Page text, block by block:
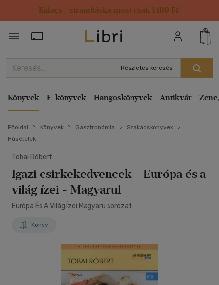
Kulacs / strandtáska most csak 1499 Ft!
Törzsvásárlói Kártya adatai
Részletes keresés
Könyvek E-könyvek Hangoskönyvek Antikvár
Főoldal Könyvek Gasztronómia
Szakácskönyvek
Húsételek
Tobai Róbert
Igazi csirkekedvencek - Európa és a
világ ízei - Magyarul
Európa És A Világ Ízei Magyaru sorozat
Könyv